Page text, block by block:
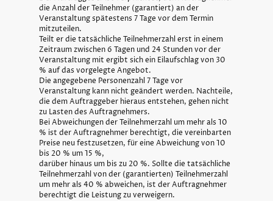
die Anzahl der Teilnehmer (garantiert) an der
Veranstaltung spätestens 7 Tage vor dem Termin
mitzuteilen.
Teilt er die tatsächliche Teilnehmerzahl erst in einem
Zeitraum zwischen 6 Tagen und 24 Stunden vor der
Veranstaltung mit ergibt sich ein Eilaufschlag von 30
% auf das vorgelegte Angebot.
Die angegebene Personenzahl 7 Tage vor
Veranstaltung kann nicht geändert werden. Nachteile,
die dem Auftraggeber hieraus entstehen, gehen nicht
zu Lasten des Auftragnehmers.
Bei Abweichungen der Teilnehmerzahl um mehr als 10
% ist der Auftragnehmer berechtigt, die vereinbarten
Preise neu festzusetzen, für eine Abweichung von 10
bis 20 % um 15 %,
darüber hinaus um bis zu 20 %. Sollte die tatsächliche
Teilnehmerzahl von der (garantierten) Teilnehmerzahl
um mehr als 40 % abweichen, ist der Auftragnehmer
berechtigt die Leistung zu verweigern.